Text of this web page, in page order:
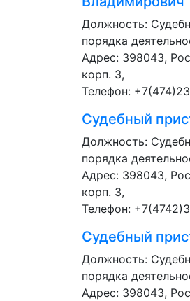
Должность:
порядка
Адрес: 398043,
корп. 3,
Телефон:
Судебный
Должность:
порядка
Адрес: 398043,
корп. 3,
Телефон:
Судебный
Должность:
порядка
Адрес: 398043,